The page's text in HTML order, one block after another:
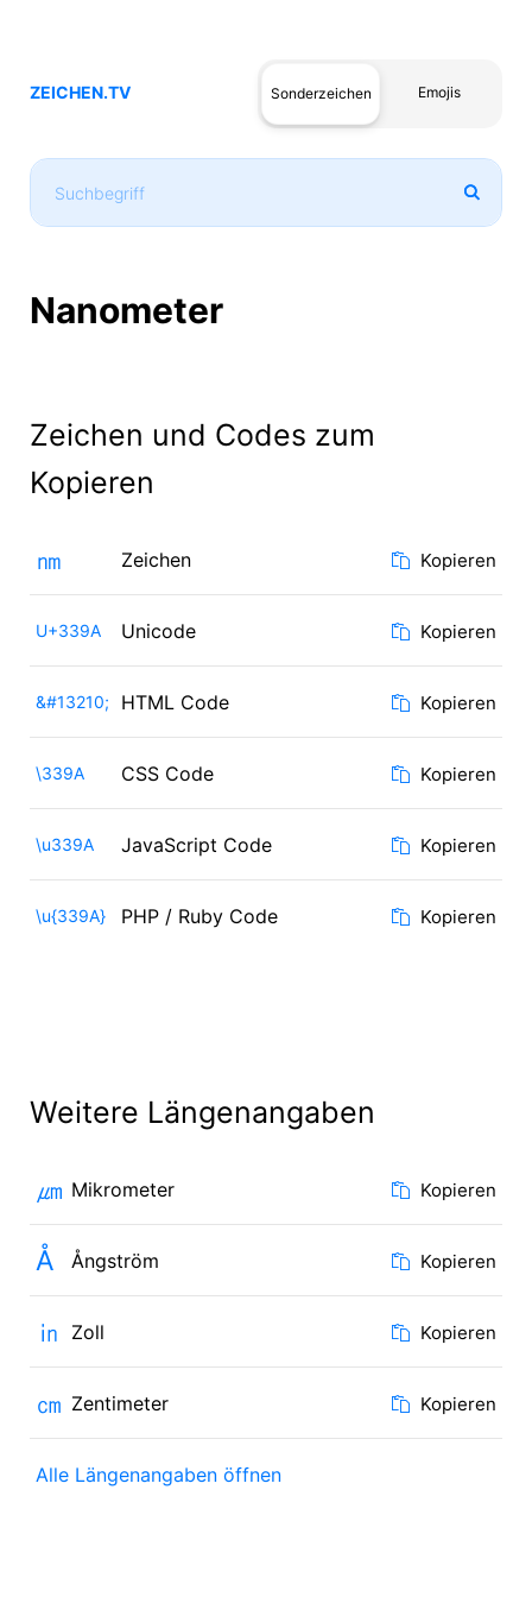
ZEICHEN.TV Sonderzeichen Emojis
Nanometer
Zeichen und Codes zum
Kopieren
㎚ Zeichen Kopieren
U+339A Unicode Kopieren
&#13210; HTML Code Kopieren
\339A CSS Code Kopieren
\u339A JavaScript Code Kopieren
\u{339A} PHP / Ruby Code Kopieren
Weitere Längenangaben
㎛ Mikrometer Kopieren
Å Ångström Kopieren
㏌ Zoll Kopieren
㎝ Zentimeter Kopieren
Alle Längenangaben öffnen